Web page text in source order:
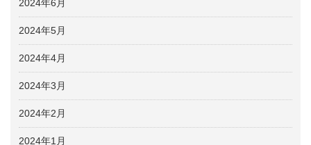
2024年6月
2024年5月
2024年4月
2024年3月
2024年2月
2024年1月